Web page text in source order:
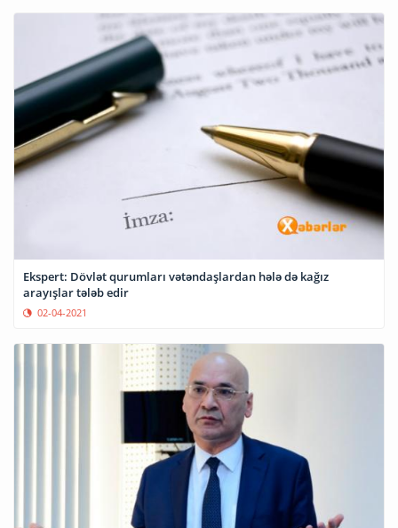
Ekspert: Dövlət qurumları vətəndaşlardan hələ də kağız
arayışlar tələb edir
02-04-2021